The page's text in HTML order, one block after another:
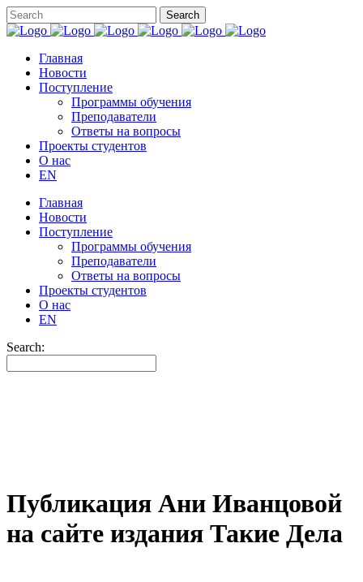
Главная
Новости
Поступление
Программы обучения
Преподаватели
Ответы на вопросы
Проекты студентов
О нас
EN
Главная
Новости
Поступление
Программы обучения
Преподаватели
Ответы на вопросы
Проекты студентов
О нас
EN
Search:
Публикация Ани Иванцовой
на сайте издания Такие Дела